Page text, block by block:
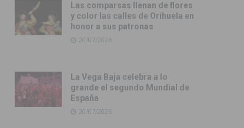
Las comparsas llenan de flores
y color las calles de Orihuela en
honor a sus patronas
20/07/2026
La Vega Baja celebra a lo
grande el segundo Mundial de
España
20/07/2026